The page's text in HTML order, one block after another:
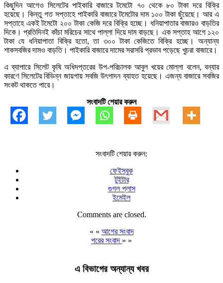
কিছুদিন আগেও সিলেটের পাইকারি বাজারে টমেটো ৭০ থেকে ৮০ টাকা দরে বিক্রি
হয়েছে। কিন্তু গত সপ্তাহে পাইকারি বাজারে টমেটোর দাম ১০০ টাকা ছুঁয়েছে। আর এ
সপ্তাহে একই টমেটো ২০০ টাকা কেজি দরে বিক্রি হচ্ছে। ধনিয়াপাতার বাজারও বাড়তির
দিকে। প্রতিদিনই কাঁচা মরিচের সাথে পাল্লা দিয়ে দাম বাড়ছে। এক সপ্তাহ আগে ১২০
টাকা যে ধনিয়াপাতা বিক্রি হতো, তা ৩০০ টাকা কেজিতে বিক্রি হচ্ছে। অন্যান্য
শাকসবজির দামও বাড়তি। পাইকারি বাজারে দামের সরাসরি প্রভাব পড়েছে খুচরা বাজারে।
এ ব্যাপারে সিলেট কৃষি অধিদপ্তরের উপ-পরিচালক আবুল খয়ের মোল্লা বলেন, বন্যার
কারণে সিলেটের বিভিন্ন জায়গায় সবজি উৎপাদন ব্যাহত হয়েছে। এজন্য বাজারে সবজির
সংকট থাকতে পারে।
সংবাদটি শেয়ার করুন
সংবাদটি শেয়ার করুন:
ফেইসবুক
টুইটার
গুগল প্লাস
ইমেইল
Comments are closed.
« « আগের সংবাদ
পরের সংবাদ » »
এ বিভাগের অন্যান্য খবর